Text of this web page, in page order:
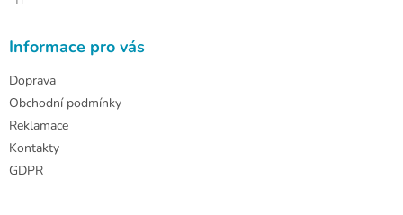
Informace pro vás
Doprava
Obchodní podmínky
Reklamace
Kontakty
GDPR